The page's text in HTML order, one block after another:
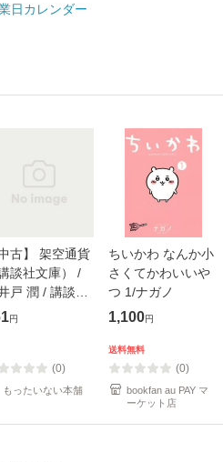
日カレンダー
中古】 架空通貨
講談社文庫） /
戸 潤 / 講談社
]【メール便送
円
(0)
もったいない本舗
ちいかわ なんか小
さくてかわいいや
つ 1/ナガノ
1,100円
送料無料
(0)
bookfan au PAY マ
ーケット店